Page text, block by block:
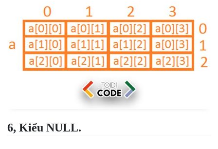
6, Kiểu NULL.